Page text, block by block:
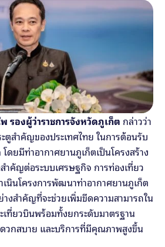
รองผู้ว่าราชการจังหวัดภูเก็ต
ตูสำคัญของประเทศไทย ในการต้อนรับ
ดยมีท่าอากาศยานภูเก็ตเป็นโครงสร้าง
คัญต่อระบบเศรษฐกิจ การท่องเที่ยว
นินโครงการพัฒนาท่าอากาศยานภูเก็ต
างสำคัญที่จะช่วยเพิ่มขีดความสามารถใน
เที่ยวบินพร้อมทั้งยกระดับมาตรฐาน
วกสบาย และบริการที่มีคุณภาพสูงขึ้น